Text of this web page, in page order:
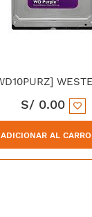
S/ 0.00
ADICIONAR AL CARRO